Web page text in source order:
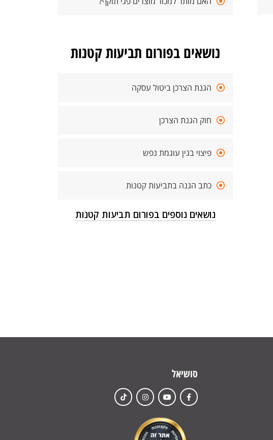
נושאים בפורום תביעות קטנות
הגנת הצרכן ביטול עסקה
חוק הגנת הצרכן
פיצוי בגין עוגמת נפש
כתב הגנה בתביעות קטנות
נושאים נוספים בפורום תביעות קטנות
סושיאל